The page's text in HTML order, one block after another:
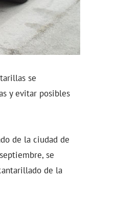
se
y evitar posibles
de la ciudad de
se
de la